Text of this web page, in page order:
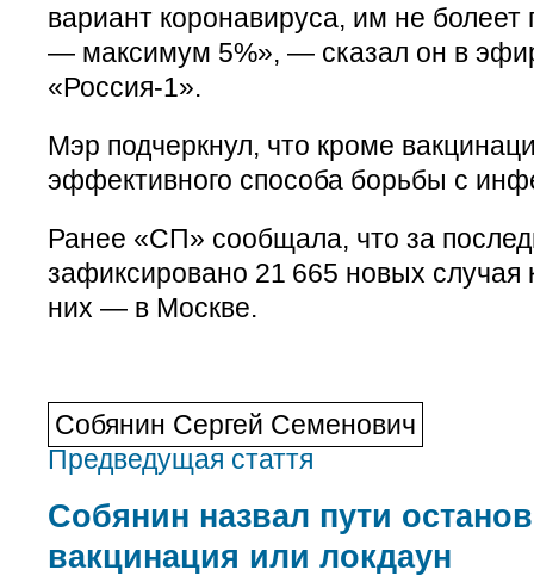
вариант коронавируса, им не болеет
— максимум 5%», — сказал он в
«Россия-1».
Мэр подчеркнул, что кроме
эффективного способа борьбы с
Ранее «СП» сообщала, что за
зафиксировано 21 665 новых случая
них — в Москве.
Собянин Сергей Семенович
Предведущая стаття
Собянин назвал пути
вакцинация или локдаун